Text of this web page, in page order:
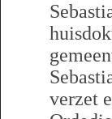
verzet